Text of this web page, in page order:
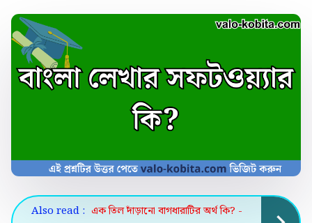
Also read : এক তিল দাঁড়ানো বাগধারাটির অর্থ কি? -